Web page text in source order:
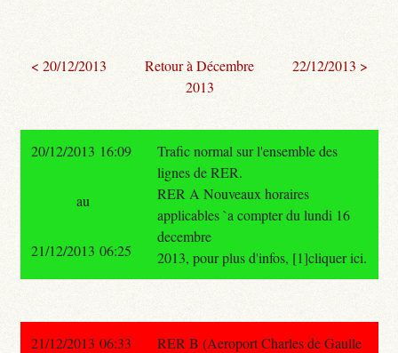
< 20/12/2013
Retour à Décembre
2013
22/12/2013 >
20/12/2013 16:09
Trafic normal sur l'ensemble des
lignes de RER.
RER A Nouveaux horaires
applicables `a compter du lundi 16
decembre
2013, pour plus d'infos, [1]cliquer ici.
au
21/12/2013 06:25
21/12/2013 06:33
RER B (Aeroport Charles de Gaulle